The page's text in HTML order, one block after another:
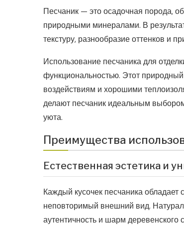
Песчаник — это осадочная порода,
природными минералами. В
текстуру, разнообразие оттенков и
Использование песчаника для
функциональностью. Этот
воздействиям и хорошими
делают песчаник идеальным
уюта.
Преимущества
Естественная эстетика и
Каждый кусочек песчаника обладает
неповторимый внешний вид.
аутентичность и шарм деревенского